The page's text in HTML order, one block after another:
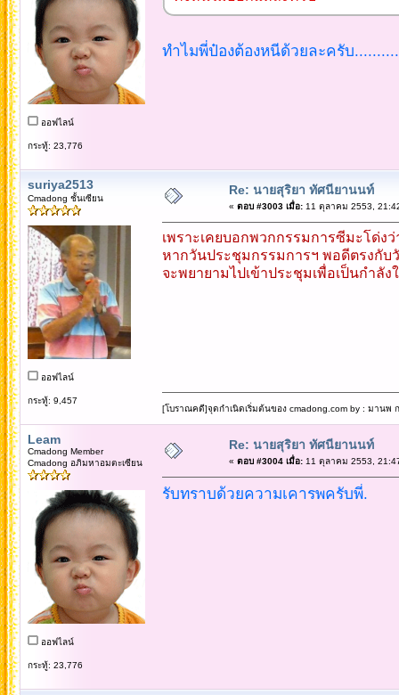
ออฟไลน์
กระทู้: 23,776
ทำไมพี่ป๋องต้องหนีด้วยละครับ
suriya2513
Cmadong ชั้นเซียน
ออฟไลน์
กระทู้: 9,457
Re: นายสุริยา ทัศนียานนท์
« ตอบ #3003 เมื่อ:11 ตุลาคม 2553,
เพราะเคยบอกพวกกรรมการซีมะโด่งว่
หากวันประชุมกรรมการฯ พอดีตรงกับ
จะพยายามไปเข้าประชุมเพื่อเป็นกำลัง
[โบราณคดี]จุดกำเนิดเริ่มต้นของ cmadong.com by : มานพ
Leam
Cmadong Member
Cmadong อภิมหาอมตะเซียน
ออฟไลน์
กระทู้: 23,776
Re: นายสุริยา ทัศนียานนท์
« ตอบ #3004 เมื่อ:11 ตุลาคม 2553,
รับทราบด้วยความเคารพครับพี่.